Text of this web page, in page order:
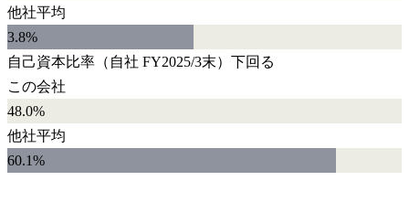
他社平均
3.8%
自己資本比率 （自社 FY2025/3末） 下回る
この会社
48.0%
他社平均
60.1%